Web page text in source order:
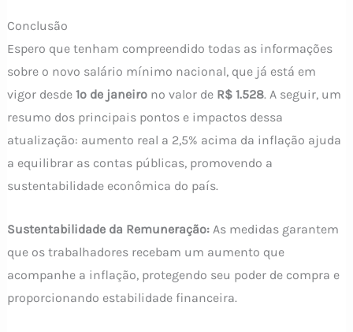
Conclusão
Espero que tenham compreendido todas as informações
sobre o novo salário mínimo nacional, que já está em
vigor desde 1º de janeirono valor de R$ 1.528. A seguir, um
resumo dos principais pontos e impactos dessa
atualização: aumento real a 2,5% acima da inflação ajuda
a equilibrar as contas públicas, promovendo a
sustentabilidade econômica do país.
Sustentabilidade da Remuneração:As medidas garantem
que os trabalhadores recebam um aumento que
acompanhe a inflação, protegendo seu poder de compra e
proporcionando estabilidade financeira.